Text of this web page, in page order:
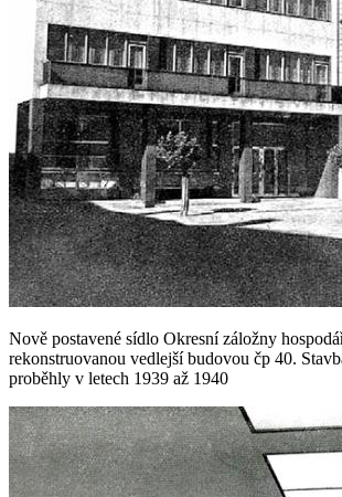
Nově postavené sídlo Okresní záložny
rekonstruovanou vedlejší budovou čp 40.
proběhly v letech 1939 až 1940